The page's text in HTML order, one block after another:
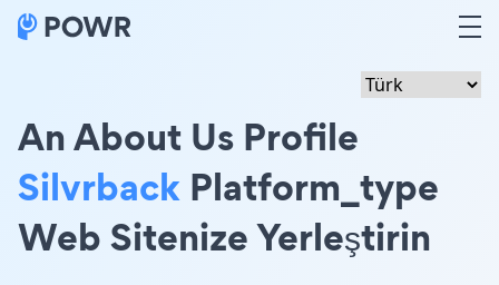
An About Us Profile
Silvrback Platform_type
Web Sitenize Yerleştirin